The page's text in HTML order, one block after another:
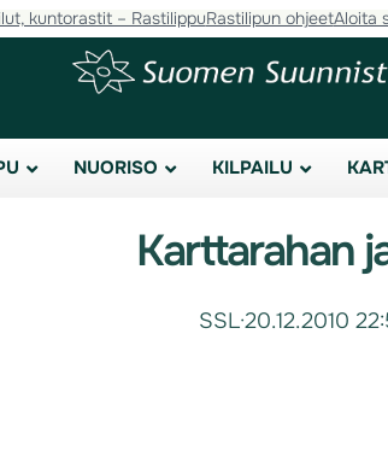
kuntorastit – RastilippuRastilipun ohjeetAloita
NUORISO KILPAILU
Karttarahan
SSL·20.12.2010